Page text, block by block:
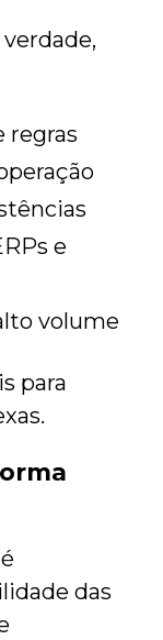
regras
e
volume
para
das